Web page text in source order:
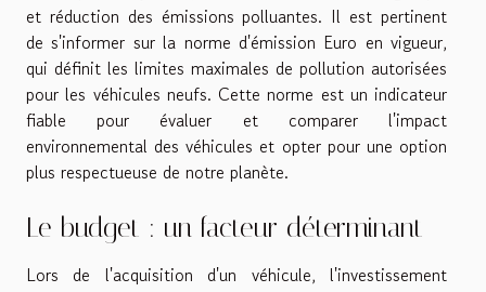
et réduction des émissions polluantes. Il est pertinent
de s'informer sur la norme d'émission Euro en vigueur,
qui définit les limites maximales de pollution autorisées
pour les véhicules neufs. Cette norme est un indicateur
fiable pour évaluer et comparer l'impact
environnemental des véhicules et opter pour une option
plus respectueuse de notre planète.
Le budget : un facteur déterminant
Lors de l'acquisition d'un véhicule, l'investissement